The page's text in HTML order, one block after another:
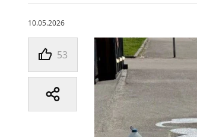
10.05.2026
53